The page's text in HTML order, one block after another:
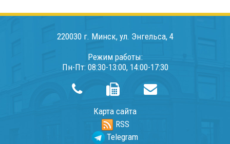
220030 г. Минск, ул. Энгельса, 4
Режим работы:
Пн-Пт: 08:30-13:00, 14:00-17:30
Карта сайта
RSS
Telegram